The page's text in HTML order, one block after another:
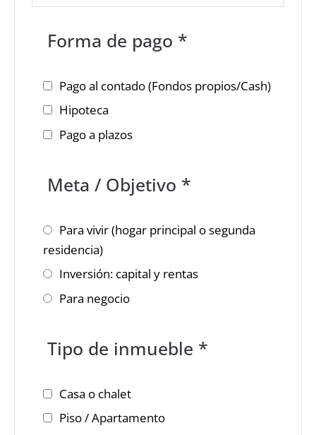
Forma de pago *
Pago al contado (Fondos propios/Cash)
Hipoteca
Pago a plazos
Meta / Objetivo *
Para vivir (hogar principal o segunda
residencia)
Inversión: capital y rentas
Para negocio
Tipo de inmueble *
Casa o chalet
Piso / Apartamento